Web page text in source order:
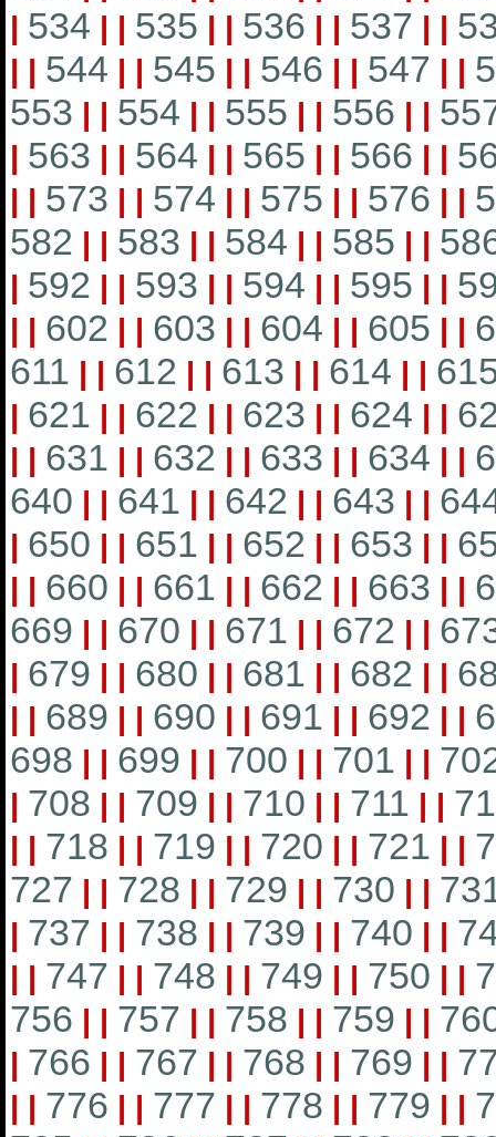
| 534 | | 535 | | 536 | | 537 | |
| | 544 | | 545 | | 546 | | 547 | |
553 | | 554 | | 555 | | 556 | |
| 563 | | 564 | | 565 | | 566 | |
| | 573 | | 574 | | 575 | | 576 | |
582 | | 583 | | 584 | | 585 | |
| 592 | | 593 | | 594 | | 595 | |
| | 602 | | 603 | | 604 | | 605 | |
611 | | 612 | | 613 | | 614 | |
| 621 | | 622 | | 623 | | 624 | |
| | 631 | | 632 | | 633 | | 634 | |
640 | | 641 | | 642 | | 643 | |
| 650 | | 651 | | 652 | | 653 | |
| | 660 | | 661 | | 662 | | 663 | |
669 | | 670 | | 671 | | 672 | |
| 679 | | 680 | | 681 | | 682 | |
| | 689 | | 690 | | 691 | | 692 | |
698 | | 699 | | 700 | | 701 | |
| 708 | | 709 | | 710 | | 711 | |
| | 718 | | 719 | | 720 | | 721 | |
727 | | 728 | | 729 | | 730 | |
| 737 | | 738 | | 739 | | 740 | |
| | 747 | | 748 | | 749 | | 750 | |
756 | | 757 | | 758 | | 759 | |
| 766 | | 767 | | 768 | | 769 | |
| | 776 | | 777 | | 778 | | 779 | |